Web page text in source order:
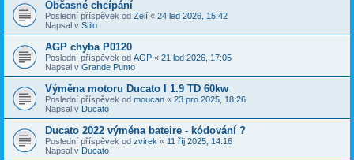
Občasné chcípání
Poslední příspěvek od Zelí « 24 led 2026, 15:42
Napsal v Stilo
AGP chyba P0120
Poslední příspěvek od AGP « 21 led 2026, 17:05
Napsal v Grande Punto
Výměna motoru Ducato I 1.9 TD 60kw
Poslední příspěvek od moucan « 23 pro 2025, 18:26
Napsal v Ducato
Ducato 2022 výměna bateire - kódování ?
Poslední příspěvek od zvirek « 11 říj 2025, 14:16
Napsal v Ducato